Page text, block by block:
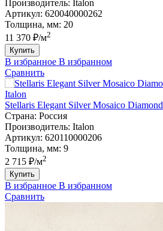
Производитель: Italon
Артикул: 620040000262
Толщина, мм: 20
11 370 ₽/м2
Купить
В избранное В избранном
Сравнить
Italon
Stellaris Elegant Silver Mosaico Diamond
Страна: Россия
Производитель: Italon
Артикул: 620110000206
Толщина, мм: 9
2 715 ₽/м2
Купить
В избранное В избранном
Сравнить